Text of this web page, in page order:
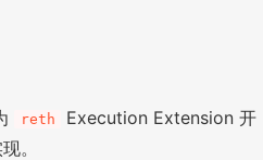
reth
Execution Extension 开
。